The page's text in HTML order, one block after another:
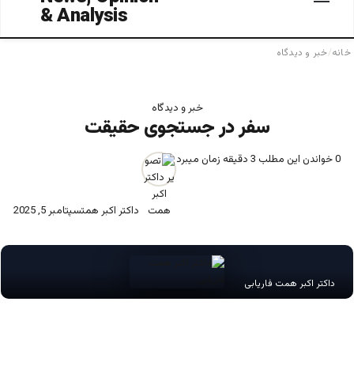
خانه/خبر و دیدگاه
خبر و دیدگاه
سفر در جستجوی حقیقت
داکتر اکبر همتسپتامبر 5, 2025
0خواندن این مطلب 3 دقیقه زمان میبرد
داکتر اکبر همت فاریابی